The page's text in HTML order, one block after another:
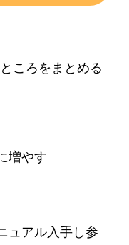
ころをまとめる
増やす
ュアル入手し参